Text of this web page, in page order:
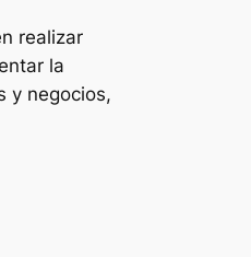
realizar
la
y negocios,